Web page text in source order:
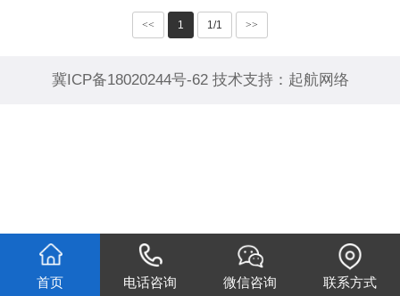
<< 1 1/1 >>
冀ICP备18020244号-62技术支持： 起航网络
首页 电话咨询 微信咨询 联系方式